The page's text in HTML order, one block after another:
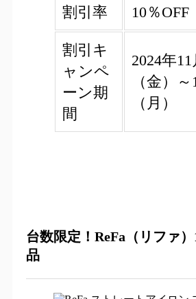
割引率 10％OFF
割引キ
ャンペ
ーン期
間
2024年11
（金）
（月）
台数限定！ReFa（リファ
品